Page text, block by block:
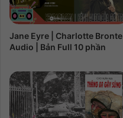
Jane Eyre | Charlotte Bronte
Audio | Bản Full 10 phần